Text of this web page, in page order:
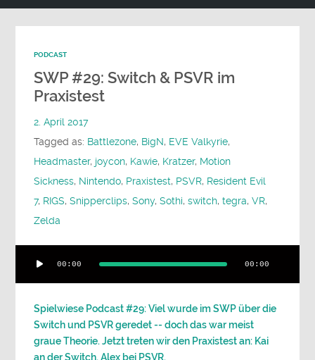
PODCAST
SWP #29: Switch & PSVR im
Praxistest
2. April 2017
Tagged as: Battlezone, BigN, EVE Valkyrie,
Headmaster, joycon, Kawie, Kratzer, Motion
Sickness, Nintendo, Praxistest, PSVR, Resident Evil
7, RIGS,Snipperclips,Sony,Sothi,switch,tegra,VR,
Zelda
Player
00:00 00:00
Spielwiese Podcast #29: Viel wurde im SWP über die
Switch und PSVR geredet -- doch das war meist
graue Theorie. Jetzt treten wir den Praxistest an: Kai
an der Switch, Alex bei PSVR.